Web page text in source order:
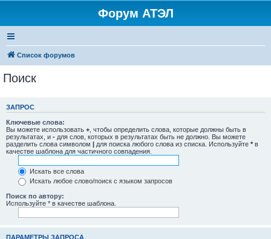
Форум АТЭЛ
Список форумов
Поиск
ЗАПРОС
Ключевые слова:
Вы можете использовать + , чтобы определить слова, которые должны быть в
результатах, и - для слов, которых в результатах быть не должно. Вы можете
разделить слова символом | для поиска любого слова из списка. Используйте * в
качестве шаблона для частичного совпадения.
Искать все слова
Искать любое слово/поиск с языком запросов
Поиск по автору:
Используйте * в качестве шаблона.
ПАРАМЕТРЫ ЗАПРОСА